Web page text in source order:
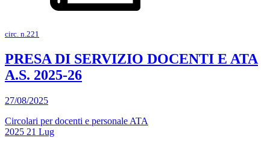
circ. n.221
PRESA DI SERVIZIO DOCENTI E ATA
A.S. 2025-26
27/08/2025
Circolari per docenti e personale ATA
2025 21 Lug